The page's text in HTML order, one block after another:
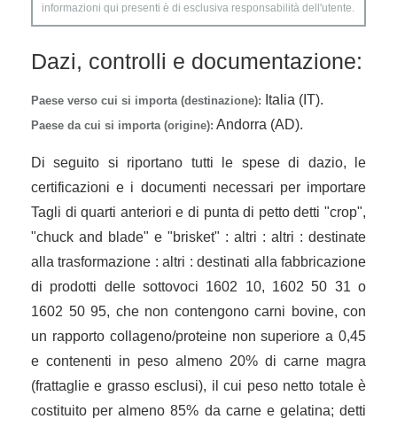
informazioni qui presenti è di esclusiva responsabilità dell'utente.
Dazi, controlli e documentazione:
Paese verso cui si importa (destinazione): Italia (IT).
Paese da cui si importa (origine): Andorra (AD).
Di seguito si riportano tutti le spese di dazio, le
certificazioni e i documenti necessari per importare
Tagli di quarti anteriori e di punta di petto detti "crop",
"chuck and blade" e "brisket" : altri : altri : destinate
alla trasformazione : altri : destinati alla fabbricazione
di prodotti delle sottovoci 1602 10, 1602 50 31 o
1602 50 95, che non contengono carni bovine, con
un rapporto collageno/proteine non superiore a 0,45
e contenenti in peso almeno 20% di carne magra
(frattaglie e grasso esclusi), il cui peso netto totale è
costituito per almeno 85% da carne e gelatina; detti